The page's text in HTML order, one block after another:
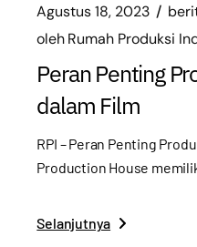
Agustus 18, 2023
olehRumah Produksi
Peran Penting
dalam Film
RPI – Peran Penting
Production House
Selanjutnya